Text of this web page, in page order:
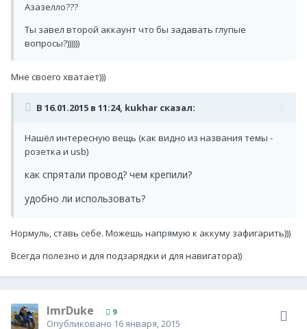
Азазелло???
Ты завел второй аккаунт что бы задавать глупые
вопросы?))))))
Мне своего хватает)))
В 16.01.2015 в 11:24, kukhar сказал:
Нашёл интересную вещь (как видно из названия темы -
розетка и usb)
как спрятали провод? чем крепили?
удобно ли использовать?
Нормуль, ставь себе. Можешь напрямую к аккуму зафигарить)))
Всегда полезно и для подзарядки и для навигатора))
ImrDuke 9
Опубликовано 16 января, 2015